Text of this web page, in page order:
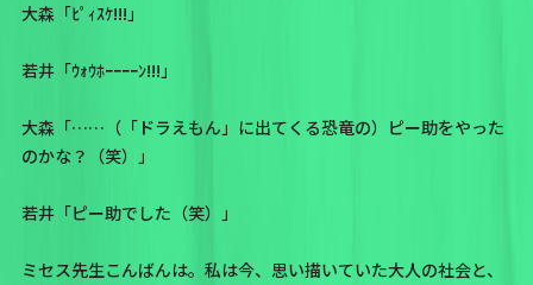
大森「ﾋﾟｨｽｹ!!!」
若井「ｳｫｳﾎｰｰｰｰﾝ!!!」
大森「……（「ドラえもん」に出てくる恐竜の）ピー助をやった
のかな？（笑）」
若井「ピー助でした（笑）」
ミセス先生こんばんは。私は今、思い描いていた大人の社会と、